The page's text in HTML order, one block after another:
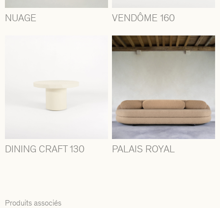
NUAGE VENDÔME 160
DINING CRAFT 130 PALAIS ROYAL
Produits associés